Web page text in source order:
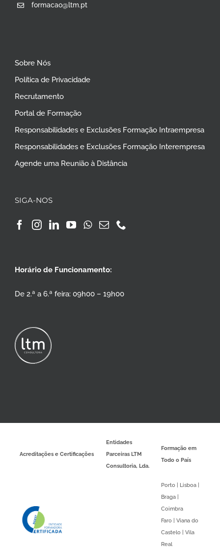
formacao@ltm.pt
Sobre Nós
Política de Privacidade
Recrutamento
Portal de Formação
Responsabilidades e Exclusões Formação Intraempresa
Responsabilidades e Exclusões Formação Interempresa
Agende uma Reunião à Distância
SIGA-NOS
Horário de Funcionamento:
De 2.ª a 6.ª feira: 09h00 – 19h00
Acreditações e Certificações
Entidades
Parceiras LTM
Consultoria, Lda.
Formação em
Todo o País
Porto | Lisboa |
Braga |
Coimbra
Faro | Viana do
Castelo | Vila
Real